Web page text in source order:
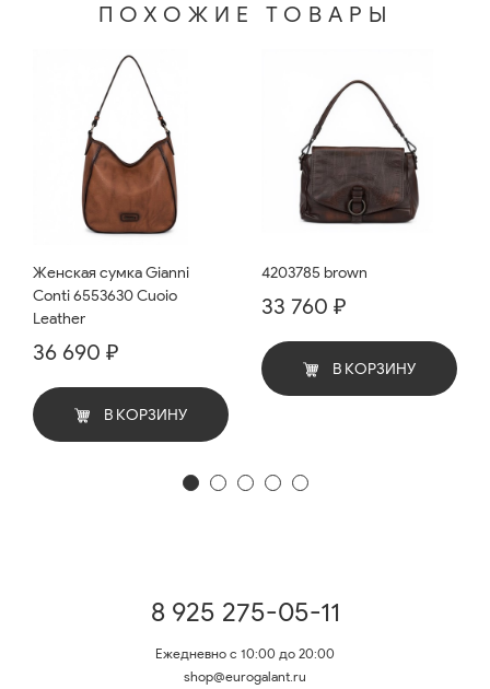
ПОХОЖИЕ ТОВАРЫ
Женская сумка Gianni
Conti 6553630 Cuoio
Leather
36 690 ₽
В КОРЗИНУ
4203785 brown
33 760 ₽
В КОРЗИНУ
8 925 275-05-11
Ежедневно с 10:00 до 20:00
shop@eurogalant.ru